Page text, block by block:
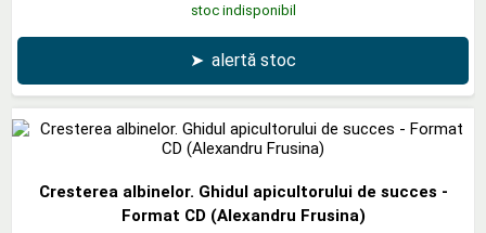
stoc indisponibil
➤ alertă stoc
Cresterea albinelor. Ghidul apicultorului de succes -
Format CD (Alexandru Frusina)